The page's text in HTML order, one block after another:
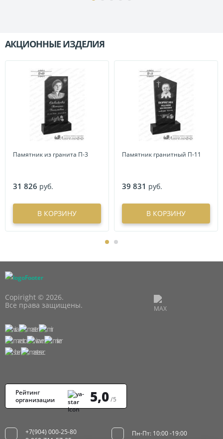
АКЦИОННЫЕ ИЗДЕЛИЯ
Памятник из гранита П-3
31 826 руб.
В КОРЗИНУ
Памятник гранитный П-11
39 831 руб.
В КОРЗИНУ
Copiright © 2026.
Все права защищены.
Рейтинг
организации
5,0/5
+7(904) 000-25-80
Пн-Пт: 10:00 -19:00